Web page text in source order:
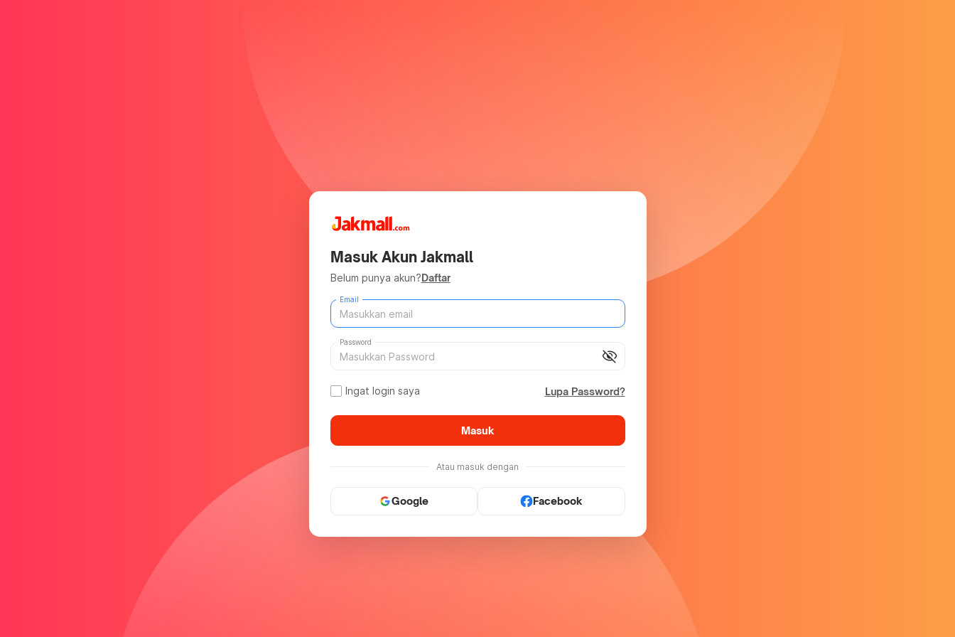
Masuk Akun Jakmall
Belum punya akun?Daftar
Email
visibility_off
Password
Ingat login saya Lupa Password?
Masuk
Atau masuk dengan
Google Facebook